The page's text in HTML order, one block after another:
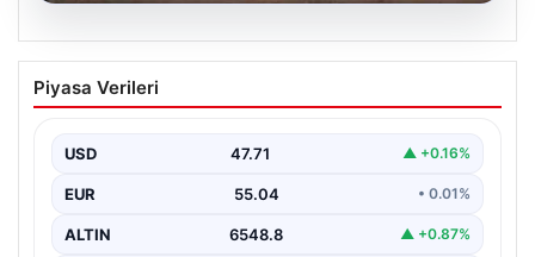
Bağımsız Maden-İş: ‘Verilen sözler
tutulmadı, pazartesi Ankara’dayız’
Piyasa Verileri
USD 47.71 ▲ +0.16%
EUR 55.04 • 0.01%
ALTIN 6548.8 ▲ +0.87%